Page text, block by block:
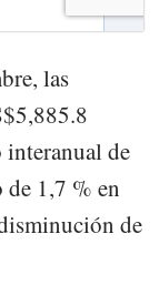
las
de
1,7 % en
de